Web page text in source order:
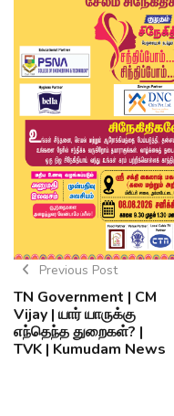
Previous Post
TN Government | CM
Vijay | யார் யாருக்கு
எந்தெந்த துறைகள்? |
TVK | Kumudam News